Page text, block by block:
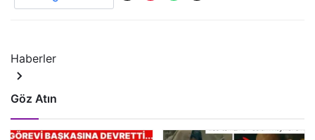
Haberler
Göz Atın